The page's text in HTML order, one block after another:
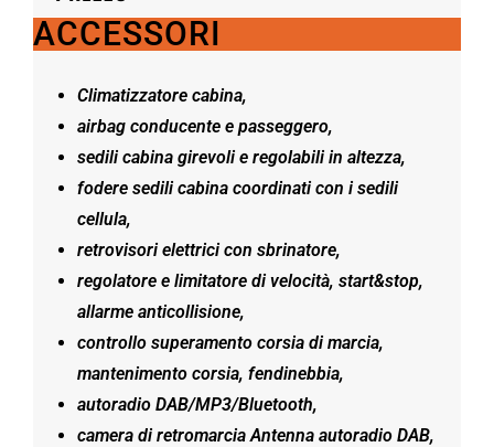
ACCESSORI
Climatizzatore cabina,
airbag conducente e passeggero,
sedili cabina girevoli e regolabili in altezza,
fodere sedili cabina coordinati con i sedili
cellula,
retrovisori elettrici con sbrinatore,
regolatore e limitatore di velocità, start&stop,
allarme anticollisione,
controllo superamento corsia di marcia,
mantenimento corsia, fendinebbia,
autoradio DAB/MP3/Bluetooth,
camera di retromarcia Antenna autoradio DAB,